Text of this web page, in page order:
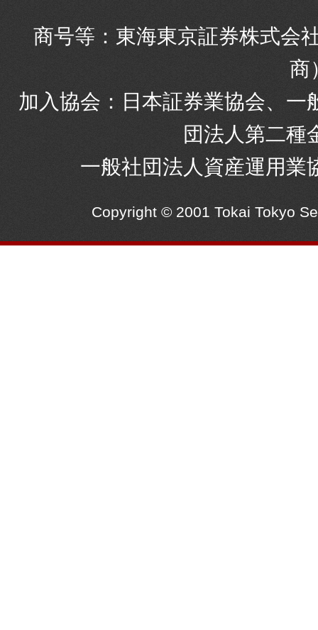
商号等：東海東京証券株式会
商
加入協会：日本証券業協会、
団法人第二種
一般社団法人資産運用業
Copyright © 2001 Tokai Tokyo